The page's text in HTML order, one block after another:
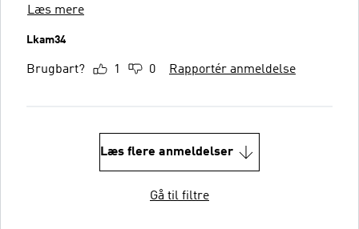
Læs mere
Lkam34
Brugbart? 1 0 Rapportér anmeldelse
Læs flere anmeldelser
Gå til filtre